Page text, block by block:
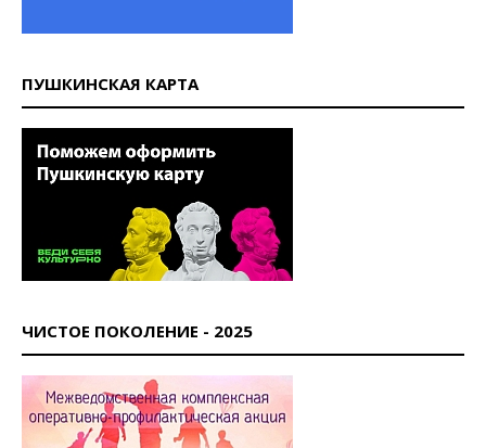
ПУШКИНСКАЯ КАРТА
ЧИСТОЕ ПОКОЛЕНИЕ - 2025